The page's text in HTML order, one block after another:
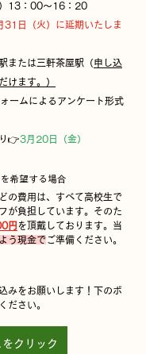
13：00～16：20
日（火）に延期いたしま
または三軒茶屋駅（申し込
けます。）
ームによるアンケート形式
👉3月20日（金）
希望する場合
の費用は、すべて高校生で
が負担しています。そのた
円 を頂戴しております。当
う現金で ご準備ください。
みをお願いします！下のボ
ださい。
をクリック